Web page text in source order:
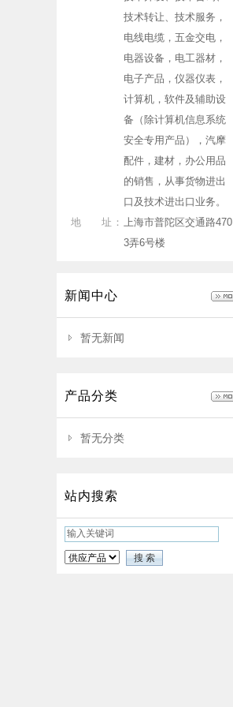
技术转让、技术服务，
电线电缆，五金交电，
电器设备，电工器材，
电子产品，仪器仪表，
计算机，软件及辅助设
备（除计算机信息系统
安全专用产品），汽摩
配件，建材，办公用品
的销售，从事货物进出
口及技术进出口业务。
地 址：
上海市普陀区交通路470
3弄6号楼
新闻中心
暂无新闻
产品分类
暂无分类
站内搜索